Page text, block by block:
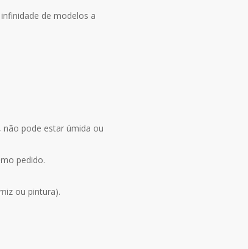
de modelos a
não pode estar úmida ou
pedido.
ou pintura).